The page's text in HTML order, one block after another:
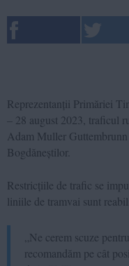
Reprezentanții Primăriei
– 28 august 2023, traficul
Adam Muller
Bogdăneștilor.
Restricțiile de trafic se
liniile de tramvai sunt
„Ne cerem scuze
recomandăm pe cât